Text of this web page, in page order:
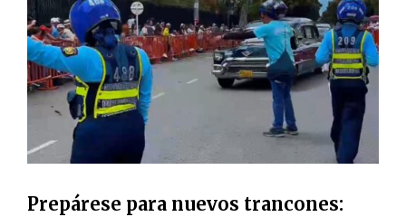
Prepárese para nuevos trancones: